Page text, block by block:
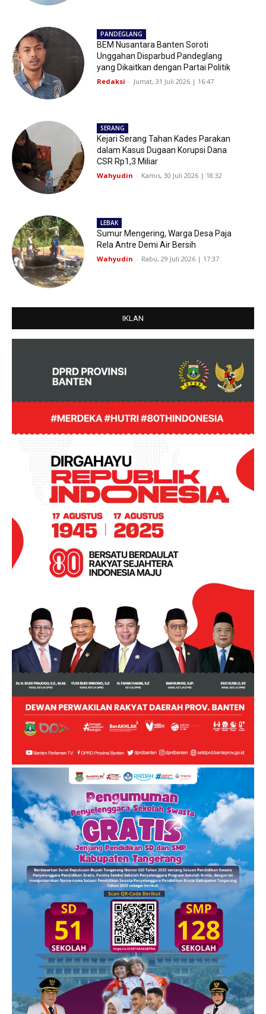
PANDEGLANG
BEM Nusantara Banten Soroti
Unggahan Disparbud Pandeglang
yang Dikaitkan dengan Partai Politik
Redaksi - Jumat, 31 Juli 2026 | 16:47
SERANG
Kejari Serang Tahan Kades Parakan
dalam Kasus Dugaan Korupsi Dana
CSR Rp1,3 Miliar
Wahyudin - Kamis, 30 Juli 2026 | 18:32
LEBAK
Sumur Mengering, Warga Desa Paja
Rela Antre Demi Air Bersih
Wahyudin - Rabu, 29 Juli 2026 | 17:37
IKLAN